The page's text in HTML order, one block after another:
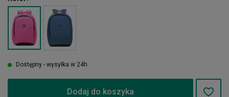
Dostępny - wysyłka w 24h
Dodaj do koszyka